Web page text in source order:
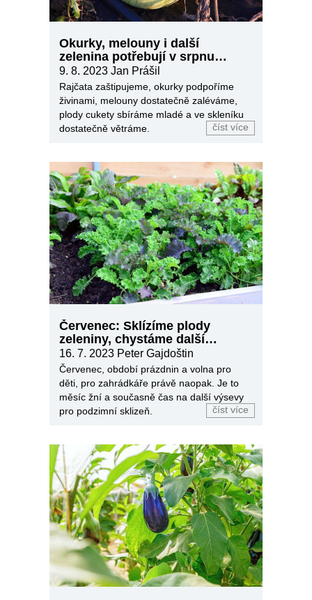
Okurky, melouny i další
zelenina potřebují v srpnu
zálivku a dostatečný přísun
živin
9. 8. 2023 Jan Prášil
Rajčata zaštipujeme, okurky podpoříme
živinami, melouny dostatečně zaléváme,
plody cukety sbíráme mladé a ve skleníku
dostatečně větráme.
číst více
Červenec: Sklízíme plody
zeleniny, chystáme další
výsevy
16. 7. 2023 Peter Gajdoštin
Červenec, období prázdnin a volna pro
děti, pro zahrádkáře právě naopak. Je to
měsíc žní a současně čas na další výsevy
pro podzimní sklizeň.
číst více